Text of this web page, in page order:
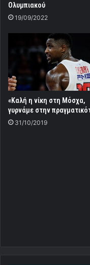
Ολυμπιακού
19/09/2022
«Καλή η νίκη στη Μόσχα,
γυρνάμε στην
31/10/2019